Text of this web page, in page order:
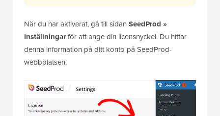
När du har aktiverat, gå till sidan SeedProd »
Inställningarför att ange din licensnyckel. Du hittar
denna information på ditt konto på SeedProd-
webbplatsen.